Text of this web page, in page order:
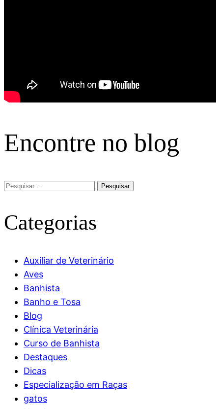
Encontre no blog
Pesquisar
Categorias
Auxiliar de Veterinário
Aves
Banhista
Banho e Tosa
Blog
Clínica Veterinária
Curso de Banhista
Destaques
Dicas
Especialização em Raças
gatos